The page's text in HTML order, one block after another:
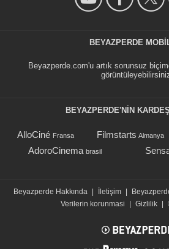
BEYAZPERDE
Beyazperde.com'u artık sorunsuz
BEYAZPERDE'NIN
AlloCiné Fransa Filmstarts Almanya
AdoroCinema brasil
Beyazperde Hakkında İletişim
Verilerin korunmasi
Gizlilik